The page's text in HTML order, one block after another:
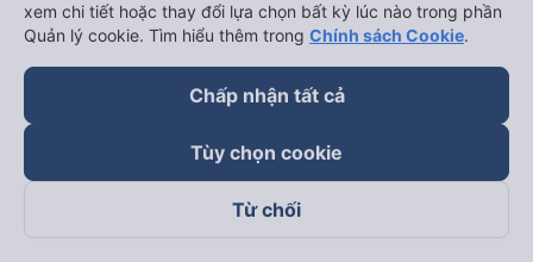
Đối tác thanh toán
xem chi tiết hoặc thay đổi lựa chọn bất kỳ lúc nào trong phần
Quản lý cookie. Tìm hiểu thêm trong Chính sách Cookie.
Chấp nhận tất cả
Tùy chọn cookie
Từ chối